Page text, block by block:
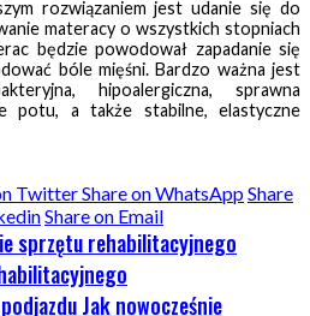
rozwiązaniem jest udanie się do
materacy o wszystkich stopniach
będzie powodował zapadanie się
bóle mięśni. Bardzo ważna jest
hipoalergiczna, sprawna
potu, a także stabilne, elastyczne
TwitterShare on WhatsAppShare
Share on Email
Jak nowocześnie